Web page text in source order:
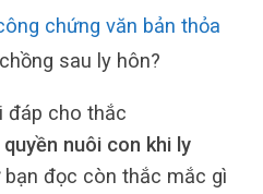
chứng văn bản thỏa
sau ly hôn?
đáp cho thắc
nuôi con khi ly
bạn đọc còn thắc mắc gì